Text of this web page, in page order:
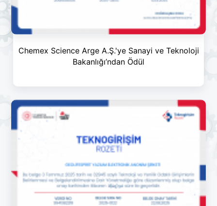
Chemex Science Arge A.Ş.'ye Sanayi ve Teknoloji
Bakanlığı’ndan Ödül